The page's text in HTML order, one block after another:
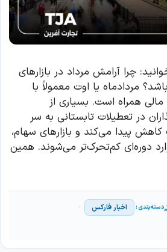
چرا آرامش مرداد در بازارهای
مردادماه یا اوت معمولاً با
مالی همراه است. بسیاری از
در تعطیلات تابستانی به سر
پیدا می‌کند و بازارهای سهام،
وارد دوره‌ای کم‌تحرک‌تر می‌شوند. همین
اخبار فارکس